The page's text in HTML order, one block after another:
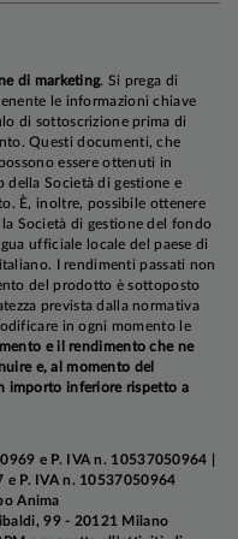
di marketing. Si prega di
le informazioni chiave
di sottoscrizione prima di
Questi documenti, che
essere ottenuti in
della Società di gestione e
È, inoltre, possibile ottenere
Società di gestione del fondo
ufficiale locale del paese di
I rendimenti passati non
del prodotto è sottoposto
prevista dalla normativa
in ogni momento le
e il rendimento che ne
e, al momento del
importo inferiore rispetto a
e P. IVA n. 10537050964 |
e P. IVA n. 10537050964
Anima
99 - 20121 Milano